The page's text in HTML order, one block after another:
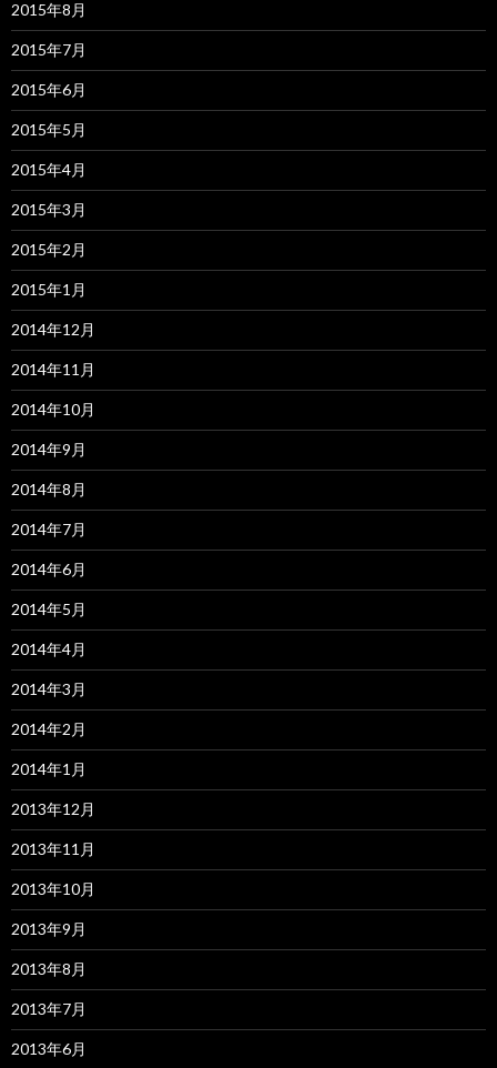
2015年8月
2015年7月
2015年6月
2015年5月
2015年4月
2015年3月
2015年2月
2015年1月
2014年12月
2014年11月
2014年10月
2014年9月
2014年8月
2014年7月
2014年6月
2014年5月
2014年4月
2014年3月
2014年2月
2014年1月
2013年12月
2013年11月
2013年10月
2013年9月
2013年8月
2013年7月
2013年6月